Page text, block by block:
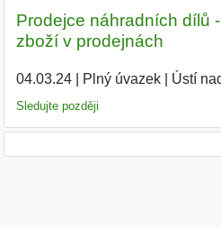
Prodejce náhradních dílů
zboží v prodejnách
04.03.24| Plný úvazek| Ústí
Sledujte později